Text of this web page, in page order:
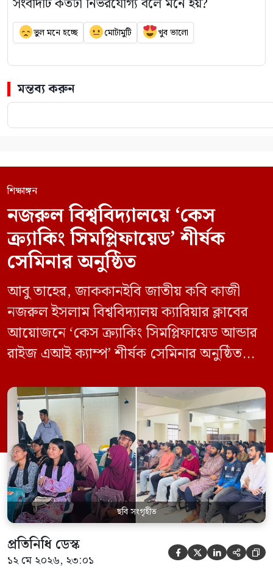
ভুল মনে হচ্ছে মোটামুটি খুব ভালো
মন্তব্য করুন
শিক্ষাঙ্গন
নজরুল বিশ্ববিদ্যালয়ে ‘কেস
ক্র্যাকিং সিমপ্লিফায়েড’ শীর্ষক
সেমিনার অনুষ্ঠিত
আবু তাহের, জাককানইবি জাতীয় কবি কাজী
নজরুল ইসলাম বিশ্ববিদ্যালয় ক্যারিয়ার ক্লাবের
আয়োজনে ‘কেস ক্র্যাকিং সিমপ্লিফায়েড আন্ডার
রাইজ এআই ক্যাম্প’ শীর্ষক সেমিনার অনুষ্ঠিত
কেন্দ্রীয় লাইব্রেরির নবযুগ কনফারেন্স রুমে এ
সেমিনারের আয়োজন করা হয়। এআই ক্যাম্পের
উদ্যোগে আয়োজিত সেমিনারে প্রধান আলোচক
হিসেবে উপস্থিত ছিলেন রাইজের ডিজিটাল গ্রোথ
হ্যাক ম্যানেজার মো. ইয়াসিন আরাফাত। […]
ছবি সংগৃহীত
প্রতিনিধি ডেস্ক
১২ মে ২০২৬, ২৩:০১     